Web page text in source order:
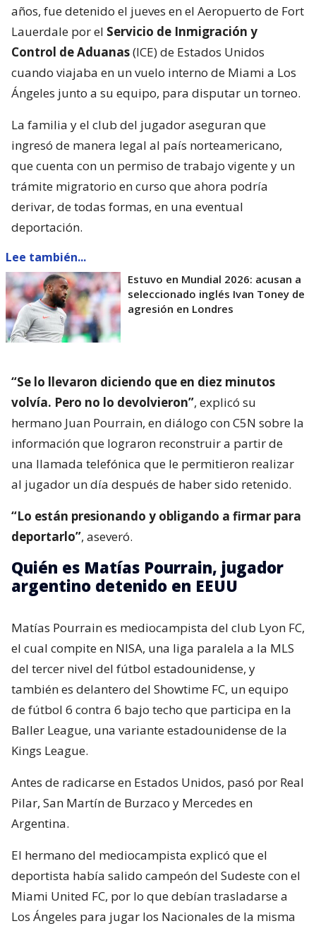
años, fue detenido el jueves en el Aeropuerto de Fort
Lauerdale por el Servicio de Inmigración y
Control de Aduanas(ICE) de Estados Unidos
cuando viajaba en un vuelo interno de Miami a Los
Ángeles junto a su equipo, para disputar un torneo.
La familia y el club del jugador aseguran que
ingresó de manera legal al país norteamericano,
que cuenta con un permiso de trabajo vigente y un
trámite migratorio en curso que ahora podría
derivar, de todas formas, en una eventual
deportación.
Lee también...
Estuvo en Mundial 2026: acusan a
seleccionado inglés Ivan Toney de
agresión en Londres
“Se lo llevaron diciendo que en diez minutos
volvía. Pero no lo devolvieron”, explicó su
hermano Juan Pourrain, en diálogo con C5N sobre la
información que lograron reconstruir a partir de
una llamada telefónica que le permitieron realizar
al jugador un día después de haber sido retenido.
“Lo están presionando y obligando a firmar para
deportarlo”, aseveró.
Quién es Matías Pourrain, jugador
argentino detenido en EEUU
Matías Pourrain es mediocampista del club Lyon FC,
el cual compite en NISA, una liga paralela a la MLS
del tercer nivel del fútbol estadounidense, y
también es delantero del Showtime FC, un equipo
de fútbol 6 contra 6 bajo techo que participa en la
Baller League, una variante estadounidense de la
Kings League.
Antes de radicarse en Estados Unidos, pasó por Real
Pilar, San Martín de Burzaco y Mercedes en
Argentina.
El hermano del mediocampista explicó que el
deportista había salido campeón del Sudeste con el
Miami United FC, por lo que debían trasladarse a
Los Ángeles para jugar los Nacionales de la misma